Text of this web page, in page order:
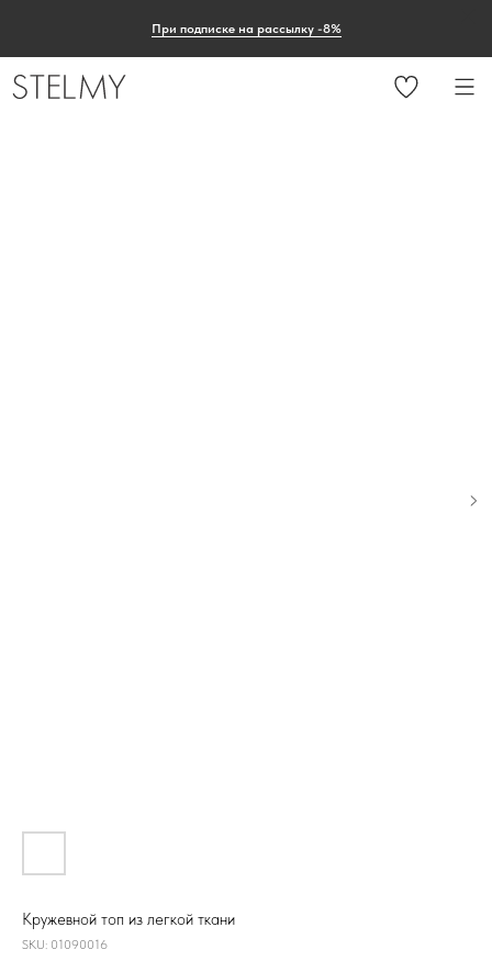
При подписке на рассылку -8%
Кружевной топ из легкой ткани
SKU: 01090016